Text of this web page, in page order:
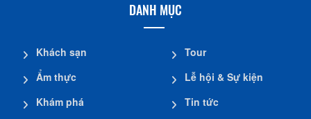
DANH MỤC
Khách sạn
Ẩm thực
Khám phá
Tour
Lễ hội & Sự kiện
Tin tức